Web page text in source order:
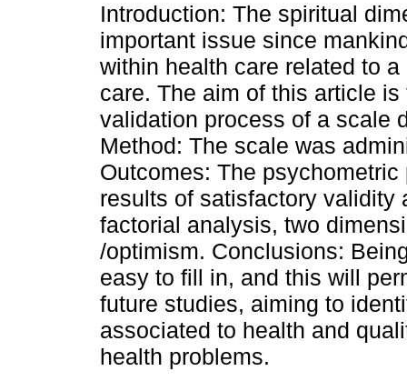
Introduction: The spiritual
important issue since
within health care related to
care. The aim of this article
validation process of a scale
Method: The scale was
Outcomes: The
results of satisfactory validity
factorial analysis, two
/optimism. Conclusions:
easy to fill in, and this will
future studies, aiming to
associated to health and
health problems.